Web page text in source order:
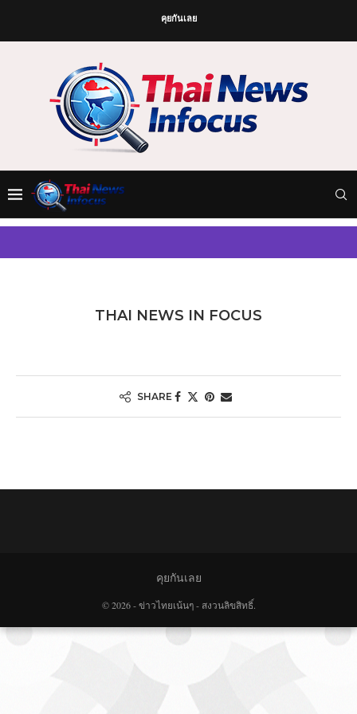
คุยกันเลย
THAI NEWS IN FOCUS
SHARE
คุยกันเลย
© 2026 - ข่าวไทยเน้นๆ - สงวนลิขสิทธิ์.